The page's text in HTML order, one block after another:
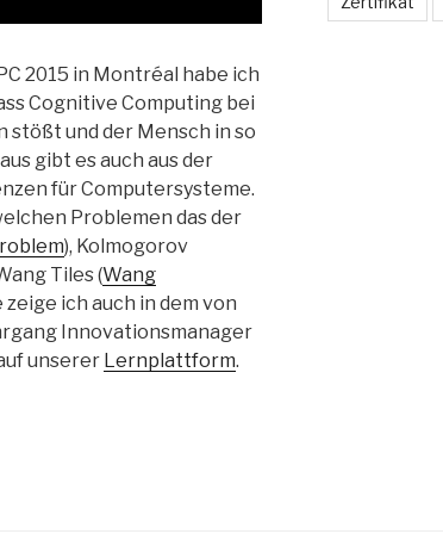
2015 in Montréal habe ich
Cognitive Computing bei
stößt und der Mensch in so
gibt es auch aus der
für Computersysteme.
Problemen das der
), Kolmogorov
Tiles (Wang
ich auch in dem von
Innovationsmanager
unserer Lernplattform.